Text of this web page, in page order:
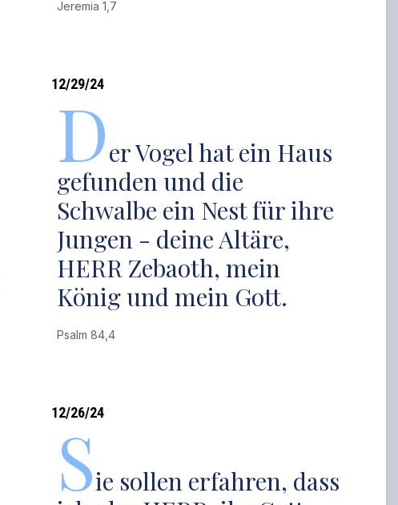
Jeremia 1,7
12/29/24
Der Vogel hat ein Haus
gefunden und die
Schwalbe ein Nest für ihre
Jungen - deine Altäre,
HERR Zebaoth, mein
König und mein Gott.
Psalm 84,4
12/26/24
Sie sollen erfahren, dass